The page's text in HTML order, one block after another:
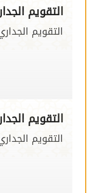
التقويم
التقويم
التقويم
التقويم